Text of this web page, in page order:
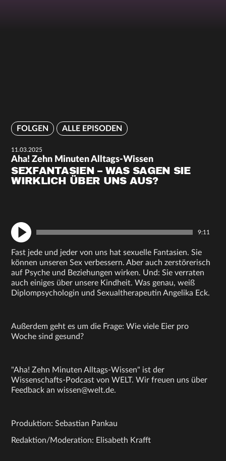
FOLGEN ALLE EPISODEN
11.03.2025
Aha! Zehn Minuten Alltags-Wissen
SEXFANTASIEN – WAS SAGEN SIE
WIRKLICH ÜBER UNS AUS?
9:11
Fast jede und jeder von uns hat sexuelle Fantasien. Sie
können unseren Sex verbessern. Aber auch zerstörerisch
auf Psyche und Beziehungen wirken. Und: Sie verraten
auch einiges über unsere Kindheit. Was genau, weiß
Diplompsychologin und Sexualtherapeutin Angelika Eck.
Außerdem geht es um die Frage: Wie viele Eier pro
Woche sind gesund?
"Aha! Zehn Minuten Alltags-Wissen" ist der
Wissenschafts-Podcast von WELT. Wir freuen uns über
Feedback an wissen@welt.de.
Produktion: Sebastian Pankau
Redaktion/Moderation: Elisabeth Krafft